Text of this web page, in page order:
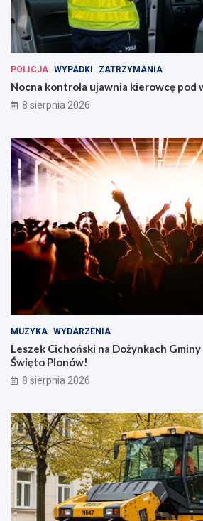
POLICJA WYPADKI ZATRZYMANIA
Nocna kontrola ujawnia kierowcę pod
8 sierpnia 2026
MUZYKA WYDARZENIA
Leszek Cichoński na Dożynkach
Święto Plonów!
8 sierpnia 2026